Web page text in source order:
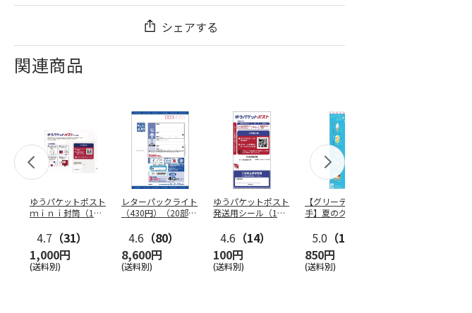
シェアする
関連商品
ゆうパケットポスト
ｍｉｎｉ封筒（1個
4.7 （31）
1,000円
(送料別)
レターパックライト
（430円）（20部セ
4.6 （80）
8,600円
(送料別)
ゆうパケットポスト
発送用シール（1個
4.6 （14）
100円
(送料別)
【グリーティング切
手】夏のグリーティ
5.0 （10）
850円
(送料別)